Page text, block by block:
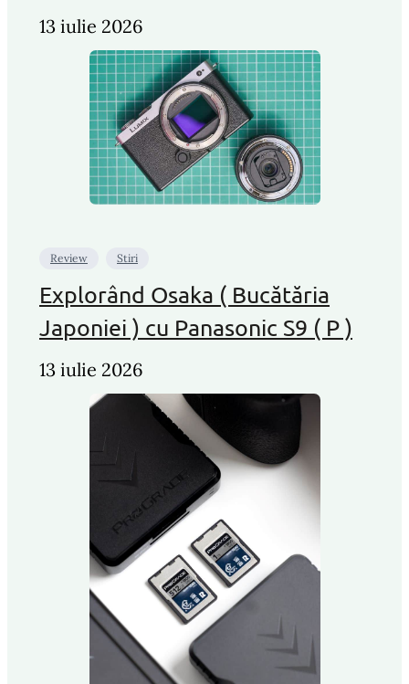
13 iulie 2026
Review Stiri
Explorând Osaka ( Bucătăria
Japoniei ) cu Panasonic S9 ( P )
13 iulie 2026